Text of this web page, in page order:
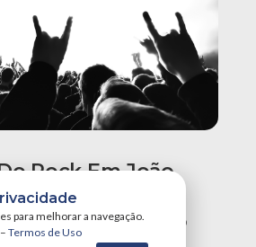
Rock Em João
Um Dos
De Semana Do
para melhorar a navegação.
– Termos de Uso